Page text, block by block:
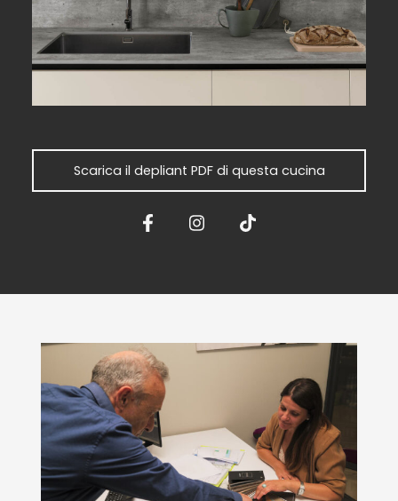
Scarica il depliant PDF di questa cucina